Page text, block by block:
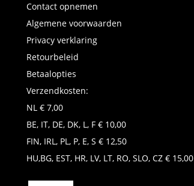
Contact opnemen
Algemene voorwaarden
Privacy verklaring
Retourbeleid
Betaalopties
Verzendkosten:
NL € 7,00
BE, IT, DE, DK, L, F € 10,00
FIN, IRL, PL, P, E, S € 12,50
HU,BG, EST, HR, LV, LT, RO, SLO, CZ € 15,00